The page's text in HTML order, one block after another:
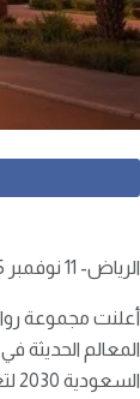
الرياض- 11 نوفمبر 2025